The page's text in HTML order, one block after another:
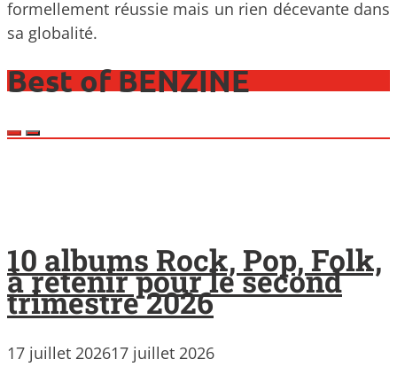
formellement réussie mais un rien décevante dans
sa globalité.
Best of BENZINE
10 albums Rock, Pop, Folk,
à retenir pour le second
trimestre 2026
17 juillet 202617 juillet 2026